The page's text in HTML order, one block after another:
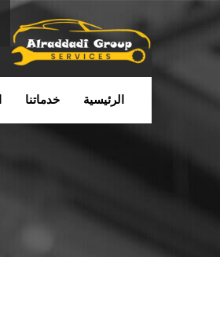
الرئيسية خدماتنا